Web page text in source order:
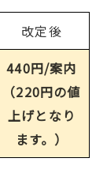
改定後
440円/案内
（220円の値
上げとなり
ます。）